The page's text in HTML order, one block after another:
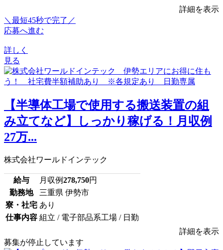
詳細を表示
＼最短45秒で完了／
応募へ進む
詳しく
見る
【半導体工場で使用する搬送装置の組
み立てなど】しっかり稼げる！月収例
27万...
株式会社ワールドインテック
給与 月収例278,750円
勤務地
三重県 伊勢市
寮・社宅 あり
仕事内容 組立 / 電子部品系工場 / 日勤
詳細を表示
募集が停止しています